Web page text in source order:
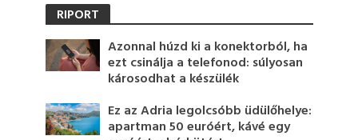
RIPORT
Azonnal húzd ki a konektorból, ha
ezt csinálja a telefonod: súlyosan
károsodhat a készülék
Ez az Adria legolcsóbb üdülőhelye:
apartman 50 euróért, kávé egy